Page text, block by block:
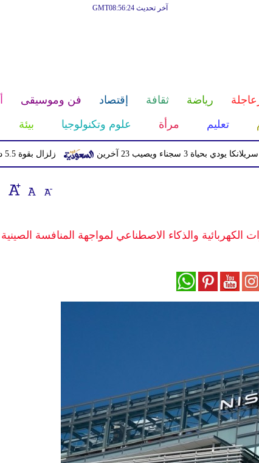
آخر تحديث GMT08:56:24
رياضة ثقافة إقتصاد فن وموسيقى
تعليم مرأة علوم وتكنولوجيا بيئة
زلزال بقوة 5.5 درجة يهز منطقة سكوينتنا في ألاسكا ويصيب 23 آخرين
الكهربائية والذكاء الاصطناعي لمواجهة المنافسة الصينية